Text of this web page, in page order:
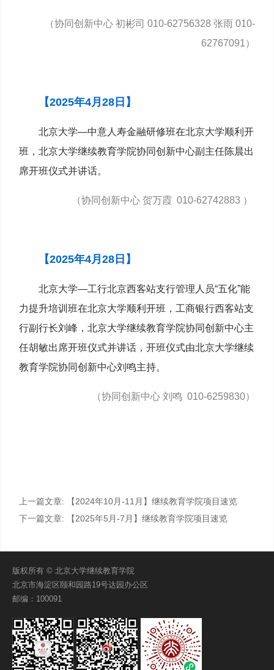
（协同创新中心 初彬司 010-62756328 张雨 010-
62767091）
【2025年4月28日】
北京大学—中意人寿金融研修班在北京大学顺利开
班，北京大学继续教育学院协同创新中心副主任陈晨出
席开班仪式并讲话。
（协同创新中心 贺万霞 010-62742883 ）
【2025年4月28日】
北京大学—工行北京西客站支行管理人员“五化”能
力提升培训班在北京大学顺利开班，工商银行西客站支
行副行长刘峰，北京大学继续教育学院协同创新中心主
任胡敏出席开班仪式并讲话，开班仪式由北京大学继续
教育学院协同创新中心刘鸣主持。
（协同创新中心 刘鸣 010-6259830）
上一篇文章:
【2024年10月-11月】继续教育学院项目速览
下一篇文章:
【2025年5月-7月】继续教育学院项目速览
版权所有 © 北京大学继续教育学院
北京市海淀区颐和园路19号达园办公区
邮编：100091